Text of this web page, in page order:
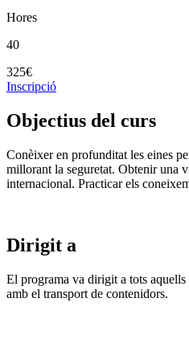
Hores
40
325€
Inscripció
Objectius del curs
Conèixer en profunditat les eines
millorant la seguretat. Obtenir una
internacional. Practicar els
Dirigit a
El programa va dirigit a tots aquells
amb el transport de contenidors.